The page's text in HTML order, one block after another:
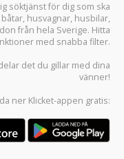
söktjänst för dig som ska
båtar, husvagnar, husbilar,
från hela Sverige. Hitta
med snabba filter.
det du gillar med dina
vänner!
ner Klicket-appen gratis: